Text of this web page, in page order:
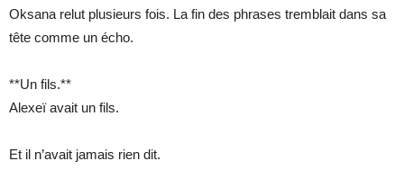
Oksana relut plusieurs fois. La fin des phrases tremblait dans sa
tête comme un écho.
**Un fils.**
Alexeï avait un fils.
Et il n’avait jamais rien dit.